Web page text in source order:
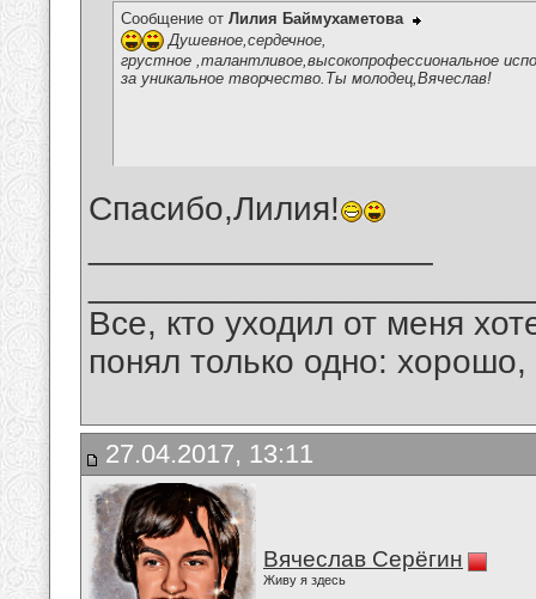
Сообщение от Лилия Баймухаметова
Душевное,сердечное,
грустное ,талантливое,высокопрофессиональное
за уникальное творчество.Ты молодец,Вячеслав!
Спасибо,Лилия!
Все, кто уходил от меня
понял только одно:
27.04.2017, 13:11
Вячеслав Серёгин
Живу я здесь